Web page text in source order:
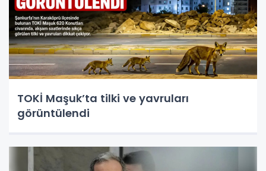
TOKİ Maşuk’ta tilki ve yavruları
görüntülendi